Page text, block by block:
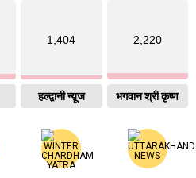
1,404
हल्द्वानी न्य़ूज
2,220
भगवान श्री कृष्ण